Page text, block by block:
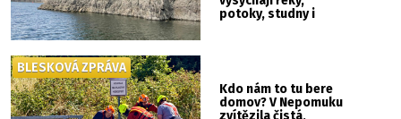
potoky, studny i
Kdo nám to tu bere
domov? V Nepomuku
BLESKOVÁ ZPRÁVA